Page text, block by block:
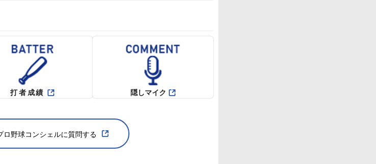
打者成績 隠しマイク
ロ野球コンシェルに質問する